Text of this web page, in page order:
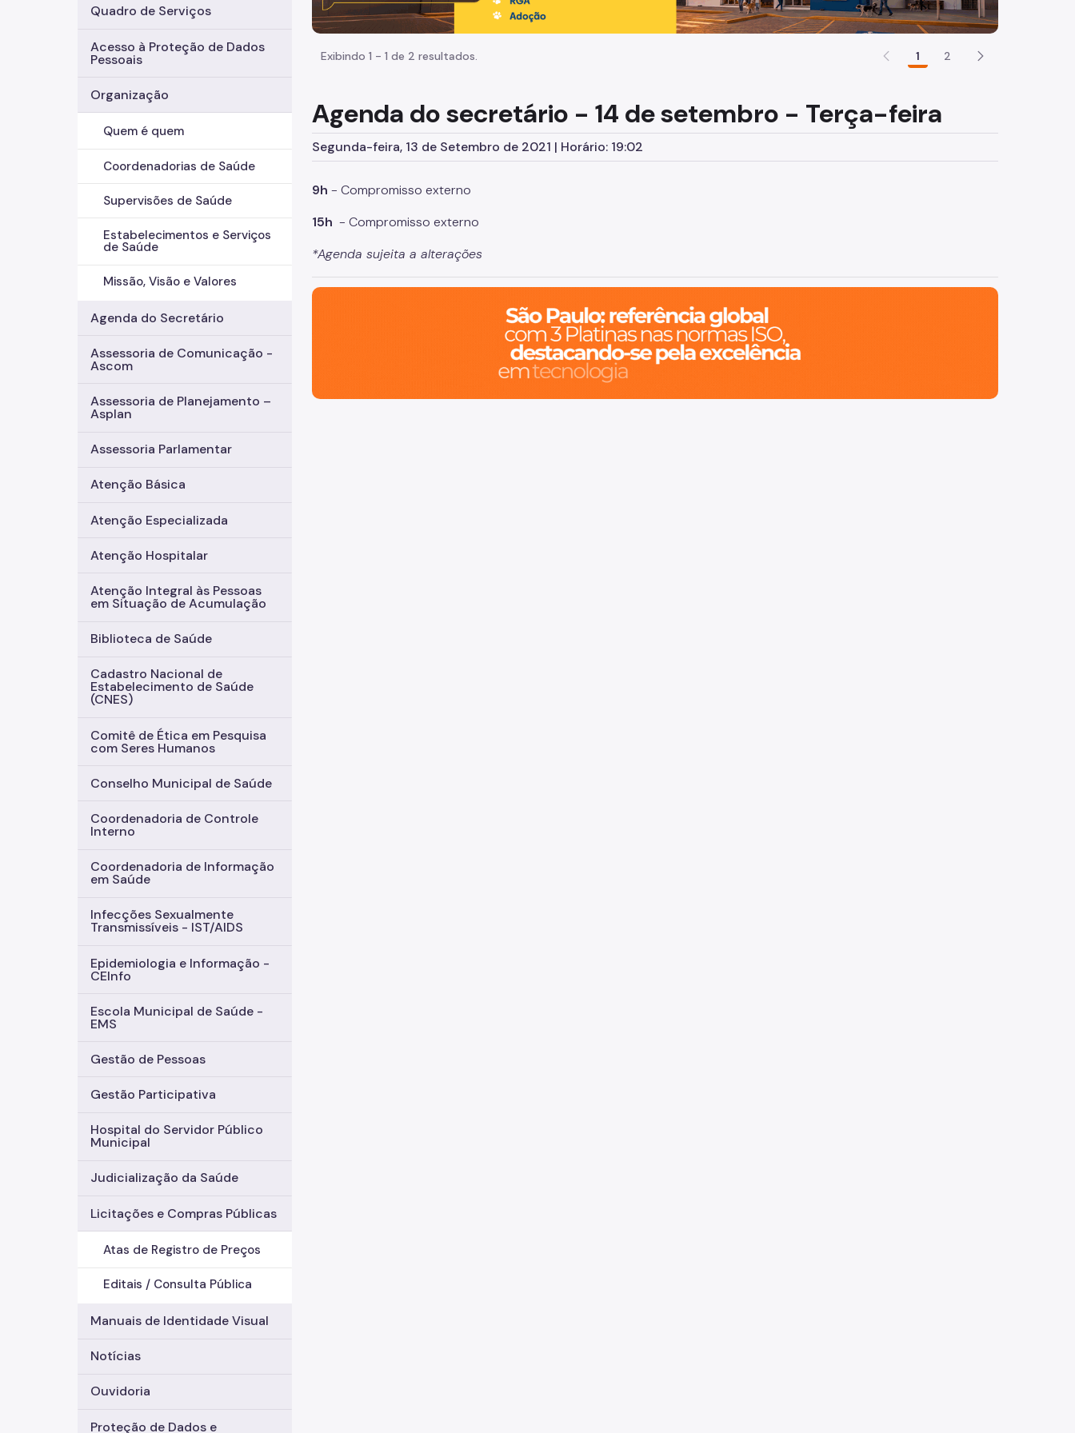
Quadro de Serviços
Acesso à Proteção de Dados
Pessoais
Organização
Quem é quem
Coordenadorias de Saúde
Supervisões de Saúde
Estabelecimentos e Serviços
de Saúde
Missão, Visão e Valores
Agenda do Secretário
Assessoria de Comunicação -
Ascom
Assessoria de Planejamento –
Asplan
Assessoria Parlamentar
Atenção Básica
Atenção Especializada
Atenção Hospitalar
Atenção Integral às Pessoas
em Situação de Acumulação
Biblioteca de Saúde
Cadastro Nacional de
Estabelecimento de Saúde
(CNES)
Comitê de Ética em Pesquisa
com Seres Humanos
Conselho Municipal de Saúde
Coordenadoria de Controle
Interno
Coordenadoria de Informação
em Saúde
Infecções Sexualmente
Transmissíveis - IST/AIDS
Epidemiologia e Informação -
CEInfo
Escola Municipal de Saúde -
EMS
Gestão de Pessoas
Gestão Participativa
Hospital do Servidor Público
Municipal
Judicialização da Saúde
Licitações e Compras Públicas
Atas de Registro de Preços
Editais / Consulta Pública
Manuais de Identidade Visual
Notícias
Ouvidoria
Proteção de Dados e
Exibindo 1 - 1 de 2 resultados. 1 2
Agenda do secretário - 14 de setembro - Terça-feira
Segunda-feira, 13 de Setembro de 2021 | Horário: 19:02
9h - Compromisso externo
15h - Compromisso externo
*Agenda sujeita a alterações
São Paulo, cidade inteligente, resiliente e sustentável